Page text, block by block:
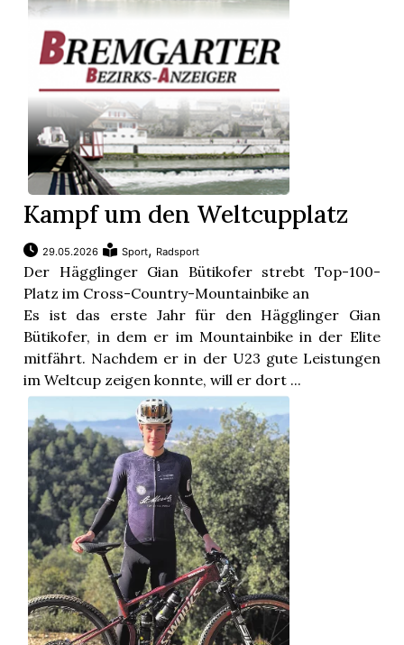
Kampf um den Weltcupplatz
29.05.2026 Sport, Radsport
Der Hägglinger Gian Bütikofer strebt Top-100-
Platz im Cross-Country-Mountainbike an
Es ist das erste Jahr für den Hägglinger Gian
Bütikofer, in dem er im Mountainbike in der Elite
mitfährt. Nachdem er in der U23 gute Leistungen
im Weltcup zeigen konnte, will er dort ...